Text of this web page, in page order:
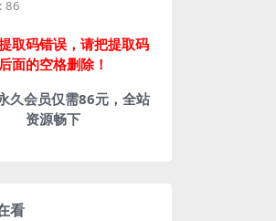
86
取码错误，请把提取码
后面的空格删除！
久会员仅需86元，全站
资源畅下
看